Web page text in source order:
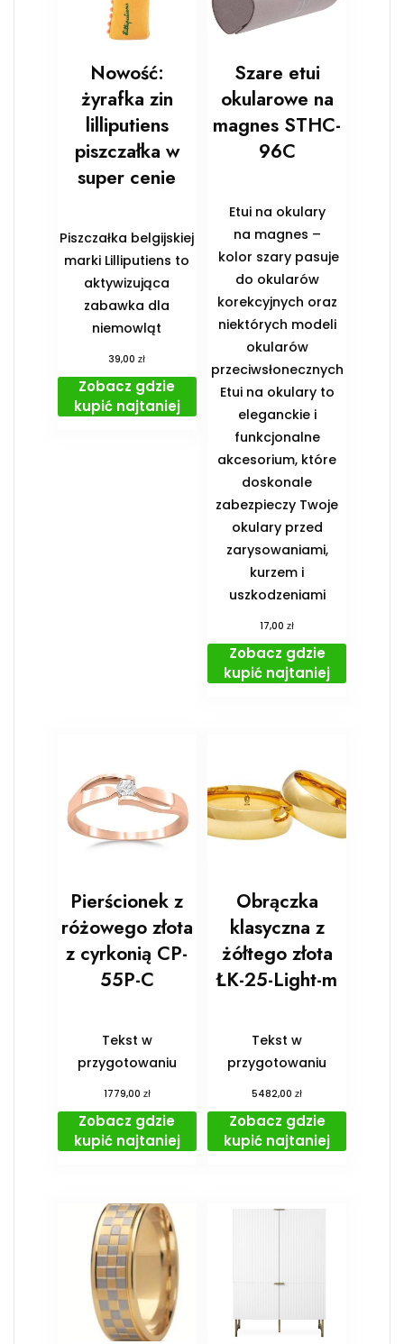
Nowość:
żyrafka zin
lilliputiens
piszczałka w
super cenie
Piszczałka belgijskiej
marki Lilliputiens to
aktywizująca
zabawka dla
niemowląt
39,00zł
Zobacz gdzie
kupić najtaniej
Szare etui
okularowe na
magnes STHC-
96C
Etui na okulary
na magnes –
kolor szary pasuje
do okularów
korekcyjnych oraz
niektórych modeli
okularów
przeciwsłonecznych
Etui na okulary to
eleganckie i
funkcjonalne
akcesorium, które
doskonale
zabezpieczy Twoje
okulary przed
zarysowaniami,
kurzem i
uszkodzeniami
17,00zł
Zobacz gdzie
kupić najtaniej
Pierścionek z
różowego złota
z cyrkonią CP-
55P-C
Tekst w
przygotowaniu
1779,00 zł
Zobacz gdzie
kupić najtaniej
Obrączka
klasyczna z
żółtego złota
ŁK-25-Light-m
Tekst w
przygotowaniu
5482,00zł
Zobacz gdzie
kupić najtaniej